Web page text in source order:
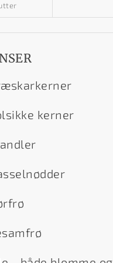
kerner